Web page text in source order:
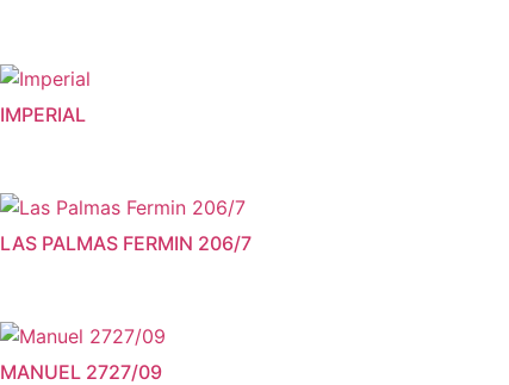
IMPERIAL
LAS PALMAS FERMIN 206/7
MANUEL 2727/09